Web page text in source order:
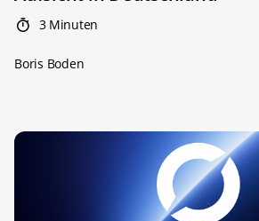
3 Minuten
Boris Boden